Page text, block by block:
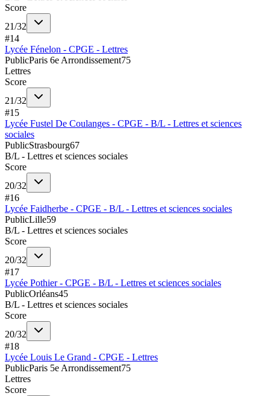
Score
21/32
#14
Lycée Fénelon - CPGE - Lettres
PublicParis 6e Arrondissement75
Lettres
Score
21/32
#15
Lycée Fustel De Coulanges - CPGE - B/L - Lettres et sciences
sociales
PublicStrasbourg67
B/L - Lettres et sciences sociales
Score
20/32
#16
Lycée Faidherbe - CPGE - B/L - Lettres et sciences sociales
PublicLille59
B/L - Lettres et sciences sociales
Score
20/32
#17
Lycée Pothier - CPGE - B/L - Lettres et sciences sociales
PublicOrléans45
B/L - Lettres et sciences sociales
Score
20/32
#18
Lycée Louis Le Grand - CPGE - Lettres
PublicParis 5e Arrondissement75
Lettres
Score